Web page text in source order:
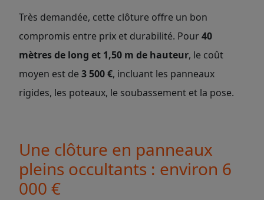
Très demandée, cette clôture offre un bon
compromis entre prix et durabilité. Pour40
mètres de long et 1,50 m de hauteur, le coût
moyen est de 3 500 €, incluant les panneaux
rigides, les poteaux, le soubassement et la pose.
Une clôture en panneaux
pleins occultants : environ 6
000 €